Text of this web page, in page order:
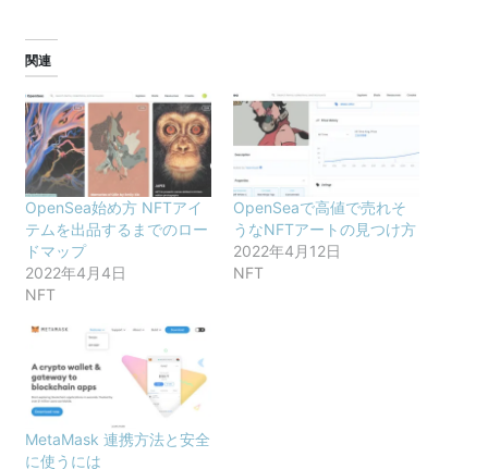
み
中…
関連
OpenSea始め方 NFTアイ
テムを出品するまでのロー
ドマップ
2022年4月4日
NFT
OpenSeaで高値で売れそ
うなNFTアートの見つけ方
2022年4月12日
NFT
MetaMask 連携方法と安全
に使うには